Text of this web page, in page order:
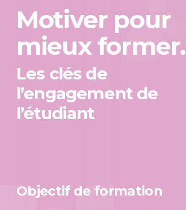
Motiver pour
mieux former.
Les clés de
l’engagement de
l’étudiant
Objectif de formation